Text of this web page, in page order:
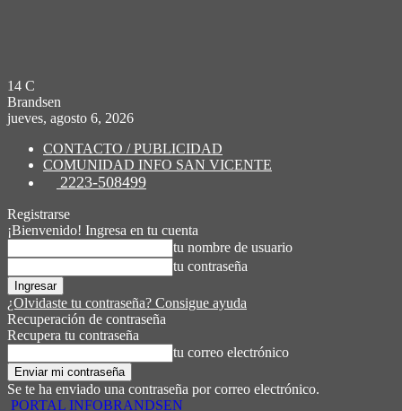
14 C
Brandsen
jueves, agosto 6, 2026
CONTACTO / PUBLICIDAD
COMUNIDAD INFO SAN VICENTE
2223-508499
Registrarse
¡Bienvenido! Ingresa en tu cuenta
tu nombre de usuario
tu contraseña
¿Olvidaste tu contraseña? Consigue ayuda
Recuperación de contraseña
Recupera tu contraseña
tu correo electrónico
Se te ha enviado una contraseña por correo electrónico.
PORTAL INFOBRANDSEN